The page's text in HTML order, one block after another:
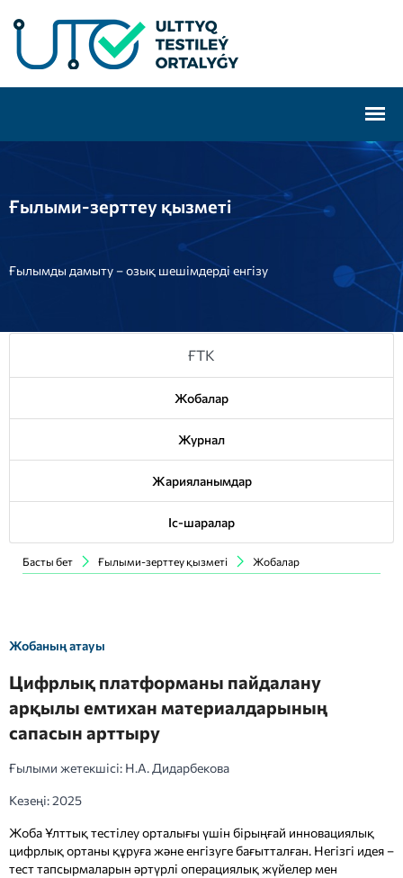
Ғылыми-зерттеу қызметі
Ғылымды дамыту – озық шешімдерді енгізу
ҒТК
Жобалар
Журнал
Жарияланымдар
Іс-шаралар
Басты бет Ғылыми-зерттеу қызметі Жобалар
Жобаның атауы
Цифрлық платформаны пайдалану
арқылы емтихан материалдарының
сапасын арттыру
Ғылыми жетекшісі: Н.А. Дидарбекова
Кезеңі: 2025
Жоба Ұлттық тестілеу орталығы үшін бірыңғай инновациялық
цифрлық ортаны құруға және енгізуге бағытталған. Негізгі идея –
тест тапсырмаларын әртүрлі операциялық жүйелер мен